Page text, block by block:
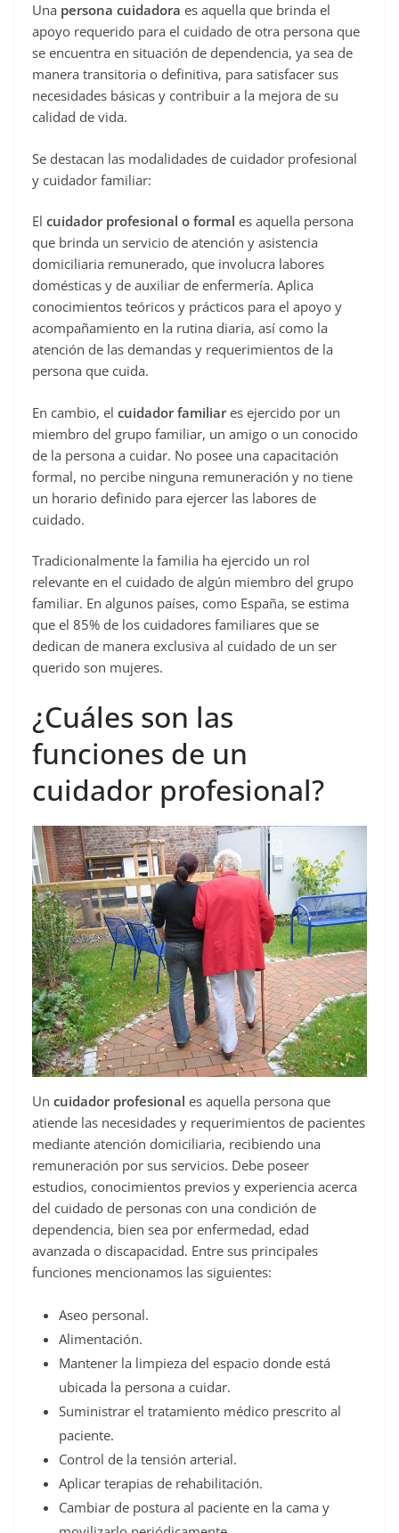
Una persona cuidadora es aquella que brinda el
apoyo requerido para el cuidado de otra persona que
se encuentra en situación de dependencia, ya sea de
manera transitoria o definitiva, para satisfacer sus
necesidades básicas y contribuir a la mejora de su
calidad de vida.
Se destacan las modalidades de cuidador profesional
y cuidador familiar:
El cuidador profesional o formal es aquella persona
que brinda un servicio de atención y asistencia
domiciliaria remunerado, que involucra labores
domésticas y de auxiliar de enfermería. Aplica
conocimientos teóricos y prácticos para el apoyo y
acompañamiento en la rutina diaria, así como la
atención de las demandas y requerimientos de la
persona que cuida.
En cambio, el cuidador familiares ejercido por un
miembro del grupo familiar, un amigo o un conocido
de la persona a cuidar. No posee una capacitación
formal, no percibe ninguna remuneración y no tiene
un horario definido para ejercer las labores de
cuidado.
Tradicionalmente la familia ha ejercido un rol
relevante en el cuidado de algún miembro del grupo
familiar. En algunos países, como España, se estima
que el 85% de los cuidadores familiares que se
dedican de manera exclusiva al cuidado de un ser
querido son mujeres.
¿Cuáles son las
funciones de un
cuidador profesional?
Un cuidador profesional es aquella persona que
atiende las necesidades y requerimientos de pacientes
mediante atención domiciliaria, recibiendo una
remuneración por sus servicios. Debe poseer
estudios, conocimientos previos y experiencia acerca
del cuidado de personas con una condición de
dependencia, bien sea por enfermedad, edad
avanzada o discapacidad. Entre sus principales
funciones mencionamos las siguientes:
Aseo personal.
Alimentación.
Mantener la limpieza del espacio donde está
ubicada la persona a cuidar.
Suministrar el tratamiento médico prescrito al
paciente.
Control de la tensión arterial.
Aplicar terapias de rehabilitación.
Cambiar de postura al paciente en la cama y